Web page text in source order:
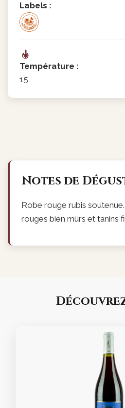
Labels :
Température :
15
Notes de
Robe rouge rubis
rouges bien mûrs et tanins